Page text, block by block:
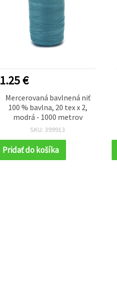
1.25 €
Mercerovaná bavlnená niť
100 % bavlna, 20 tex x 2,
modrá - 1000 metrov
SKU: 399913
Pridať do košíka